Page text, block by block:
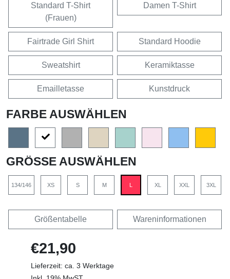
Standard T-Shirt
(Frauen)
Damen T-Shirt
Fairtrade Girl Shirt Standard Hoodie
Sweatshirt Keramiktasse
Emailletasse Kunstdruck
FARBE AUSWÄHLEN
GRÖSSE AUSWÄHLEN
134/146 XS S M L XL XXL 3XL
Größentabelle Wareninformationen
€21,90
Lieferzeit: ca. 3 Werktage